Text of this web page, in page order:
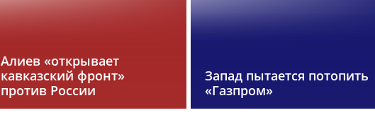
Алиев «открывает
кавказский фронт»
против России
Запад пытается потопить
«Газпром»